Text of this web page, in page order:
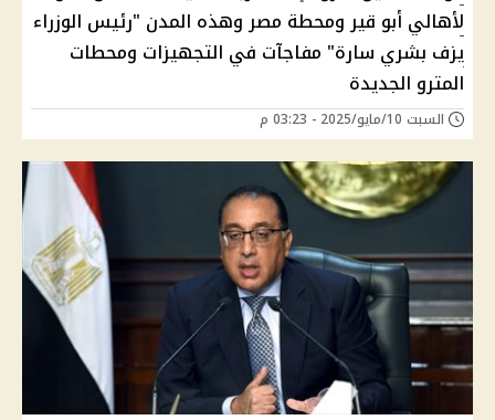
لأهالي أبو قير ومحطة مصر وهذه المدن "رئيس الوزراء
يزف بشري سارة" مفاجآت في التجهيزات ومحطات
المترو الجديدة
السبت 10/مايو/2025 - 03:23 م